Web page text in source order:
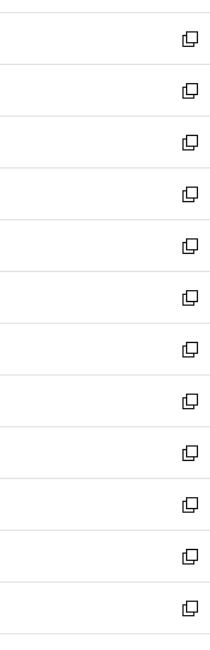
開
く
ウ
で
開
く
ン
ド
ウ
で
開
く
新
し
い
ウ
ィ
ン
ド
ウ
で
開
く
新
し
い
ウ
ィ
ン
ド
ウ
で
開
く
新
し
い
ウ
ィ
ン
ド
ウ
で
開
く
新
し
い
ウ
ィ
ン
ド
ウ
で
開
く
新
し
い
ウ
ィ
ン
ド
ウ
で
開
く
新
し
い
ウ
ィ
ン
ド
ウ
で
開
く
新
し
い
ウ
ィ
ン
ド
ウ
で
開
く
新
し
い
ウ
ィ
ン
ド
ウ
で
開
新
し
い
ウ
ィ
ン
ド
ウ
新
し
い
ウ
ィ
ン
新
し
い
ウ
新
し